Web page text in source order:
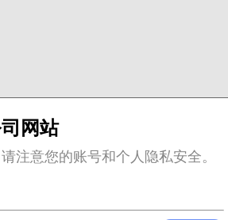
网站
注意您的账号和个人隐私安全。